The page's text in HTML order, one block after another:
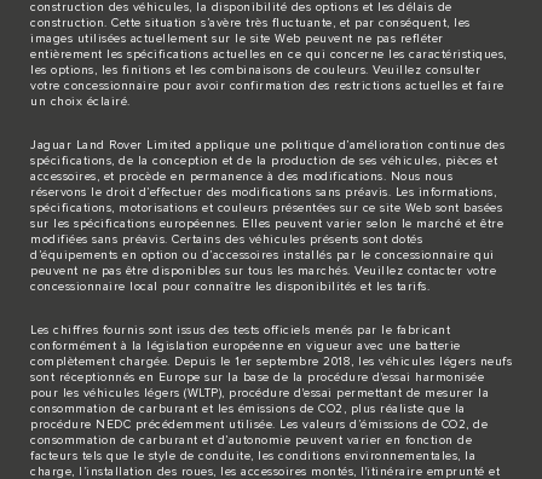
construction des véhicules, la disponibilité des options et les délais de
construction. Cette situation s’avère très fluctuante, et par conséquent, les
images utilisées actuellement sur le site Web peuvent ne pas refléter
entièrement les spécifications actuelles en ce qui concerne les caractéristiques,
les options, les finitions et les combinaisons de couleurs. Veuillez consulter
votre concessionnaire pour avoir confirmation des restrictions actuelles et faire
un choix éclairé.
Jaguar Land Rover Limited applique une politique d’amélioration continue des
spécifications, de la conception et de la production de ses véhicules, pièces et
accessoires, et procède en permanence à des modifications. Nous nous
réservons le droit d’effectuer des modifications sans préavis. Les informations,
spécifications, motorisations et couleurs présentées sur ce site Web sont basées
sur les spécifications européennes. Elles peuvent varier selon le marché et être
modifiées sans préavis. Certains des véhicules présents sont dotés
d’équipements en option ou d’accessoires installés par le concessionnaire qui
peuvent ne pas être disponibles sur tous les marchés. Veuillez contacter votre
concessionnaire local pour connaître les disponibilités et les tarifs.
Les chiffres fournis sont issus des tests officiels menés par le fabricant
conformément à la législation européenne en vigueur avec une batterie
complètement chargée. Depuis le 1er septembre 2018, les véhicules légers neufs
sont réceptionnés en Europe sur la base de la procédure d'essai harmonisée
pour les véhicules légers (WLTP), procédure d'essai permettant de mesurer la
consommation de carburant et les émissions de CO2, plus réaliste que la
procédure NEDC précédemment utilisée. Les valeurs d’émissions de CO2, de
consommation de carburant et d’autonomie peuvent varier en fonction de
facteurs tels que le style de conduite, les conditions environnementales, la
charge, l’installation des roues, les accessoires montés, l'itinéraire emprunté et